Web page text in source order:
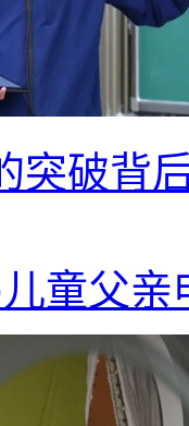
突破背
童父